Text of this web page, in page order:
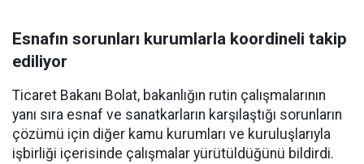
Esnafın sorunları kurumlarla koordineli takip
ediliyor
Ticaret Bakanı Bolat, bakanlığın rutin çalışmalarının
yanı sıra esnaf ve sanatkarların karşılaştığı sorunların
çözümü için diğer kamu kurumları ve kuruluşlarıyla
işbirliği içerisinde çalışmalar yürütüldüğünü bildirdi.